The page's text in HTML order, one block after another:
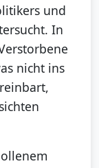
und
In
nicht ins